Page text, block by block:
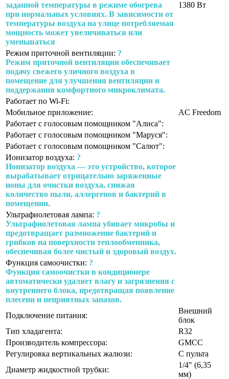
заданной температуры в режиме обогрева
при нормальных условиях. В зависимости от
температуры воздуха на улице потребляемая
мощность может увеличиваться или
уменьшаться
1380 Вт
Режим приточной вентиляции: ?
Режим приточной вентиляции обеспечивает
подачу свежего уличного воздуха в
помещение для улучшения вентиляции и
поддержания комфортного микроклимата.
Работает по Wi-Fi:
Мобильное приложение:
AC Freedom
Работает с голосовым помощником "Алиса":
Работает с голосовым помощником "Маруся":
Работает с голосовым помощником "Салют":
Ионизатор воздуха: ?
Ионизатор воздуха — это устройство, которое
вырабатывает отрицательно заряженные
ионы для очистки воздуха, снижая
количество пыли, аллергенов и бактерий в
помещении.
Ультрафиолетовая лампа: ?
Ультрафиолетовая лампа убивает микробы и
предотвращает размножение бактерий и
грибков на поверхности теплообменника,
обеспечивая более чистый и здоровый воздух.
Функция самоочистки: ?
Функция самоочистки в кондиционере
автоматически удаляет влагу и загрязнения с
внутреннего блока, предотвращая появление
плесени и неприятных запахов.
Подключение питания:
Внешний
блок
Тип хладагента:
R32
Производитель компрессора:
GMCC
Регулировка вертикальных жалюзи:
С пульта
Диаметр жидкостной трубки:
1/4" (6,35
мм)